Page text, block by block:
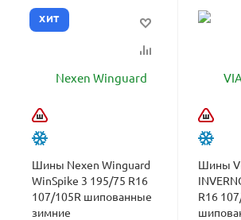
ХИТ
Шины Nexen Winguard
WinSpike 3 195/75 R16
107/105R шипованные
зимние
Шины
INVERNO V-524
R16